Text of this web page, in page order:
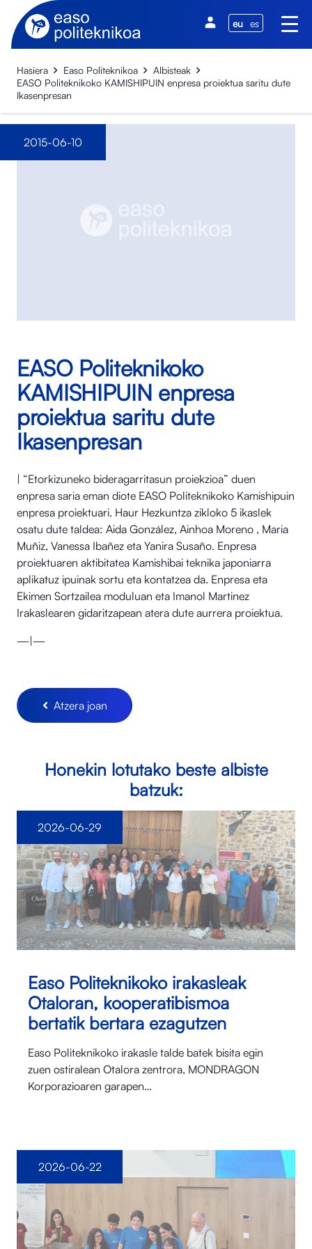
eu es
Hasiera Easo Politeknikoa
Albisteak
EASO Politeknikoko KAMISHIPUIN enpresa proiektua saritu dute
Ikasenpresan
2015-06-10
EASO Politeknikoko
KAMISHIPUIN enpresa
proiektua saritu dute
Ikasenpresan
| “Etorkizuneko bideragarritasun proiekzioa” duen
enpresa saria eman diote EASO Politeknikoko Kamishipuin
enpresa proiektuari. Haur Hezkuntza zikloko 5 ikaslek
osatu dute taldea: Aida González, Ainhoa Moreno , Maria
Muñiz, Vanessa Ibañez eta Yanira Susaño. Enpresa
proiektuaren aktibitatea Kamishibai teknika japoniarra
aplikatuz ipuinak sortu eta kontatzea da. Enpresa eta
Ekimen Sortzailea moduluan eta Imanol Martinez
Irakaslearen gidaritzapean atera dute aurrera proiektua.
—|—
Atzera joan
Honekin lotutako beste albiste
batzuk:
Easo Politeknikoko irakasleak
Otaloran, kooperatibismoa
bertatik bertara ezagutzen
Easo Politeknikoko irakasle talde batek bisita egin
zuen ostiralean Otalora⁠ zentrora, MONDRAGON
Korporazioaren garapen…
2026-06-29
2026-06-22